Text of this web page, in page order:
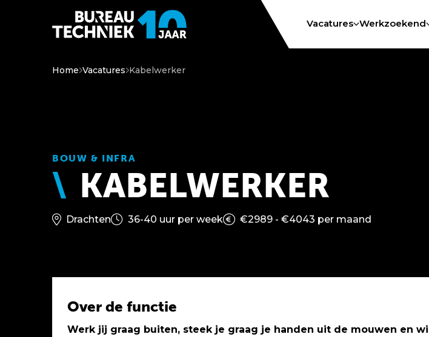
Vacatures Werkzoekend
Home Vacatures Kabelwerker
BOUW & INFRA
KABELWERKER
Drachten 36-40 uur per week €2989 - €4043 per maand
Over de functie
Werk jij graag buiten, steek je graag je handen uit de mouwen en